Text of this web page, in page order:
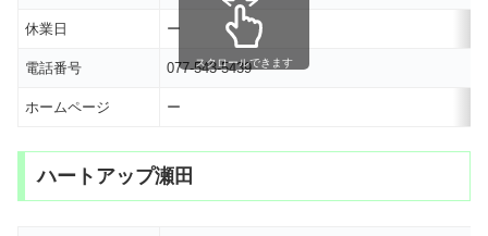
休業日 ー
電話番号 077-543-5439
ホームページ ー
スクロールできます
ハートアップ瀬田